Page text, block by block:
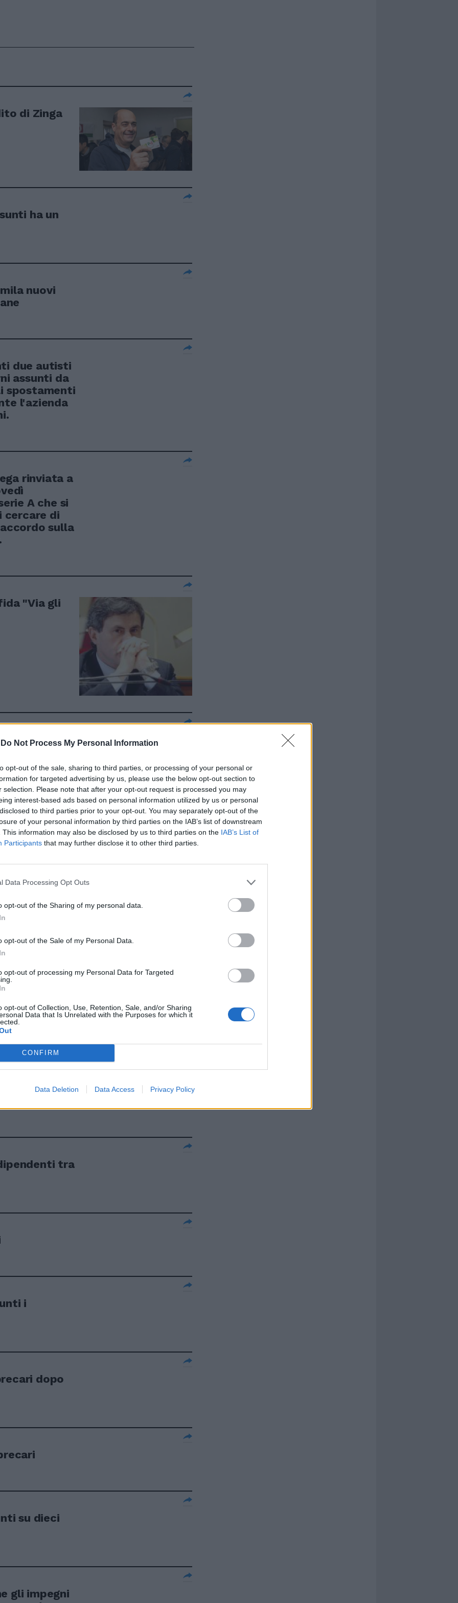
Do Not Process My Personal Information
opt-out of the sale, sharing to third parties, or processing of your personal or
for targeted advertising by us, please use the below opt-out section to
selection. Please note that after your opt-out request is processed you may
interest-based ads based on personal information utilized by us or personal
to third parties prior to your opt-out. You may separately opt-out of the
of your personal information by third parties on the IAB’s list of downstream
This information may also be disclosed by us to third parties on the IAB’s List of
Participants that may further disclose it to other third parties.
Data Processing Opt Outs
opt-out of the Sharing of my personal data.
opt-out of the Sale of my Personal Data.
opt-out of processing my Personal Data for Targeted
opt-out of Collection, Use, Retention, Sale, and/or Sharing
Data that Is Unrelated with the Purposes for which it
CONFIRM
Data Deletion Data Access Privacy Policy
di Zinga
ha un
nuovi
due autisti
assunti da
spostamenti
l'azienda
rinviata a
A che si
cercare di
sulla
"Via gli
immigrati
aziende
tra
i
dopo
su dieci
gli impegni